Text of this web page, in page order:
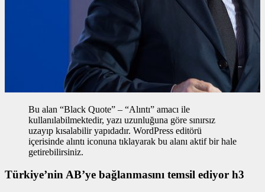
Bu alan “Black Quote” – “Alıntı” amacı ile
kullanılabilmektedir, yazı uzunluğuna göre sınırsız
uzayıp kısalabilir yapıdadır. WordPress editörü
içerisinde alıntı iconuna tıklayarak bu alanı aktif bir hale
getirebilirsiniz.
Türkiye’nin AB’ye bağlanmasını temsil ediyor h3